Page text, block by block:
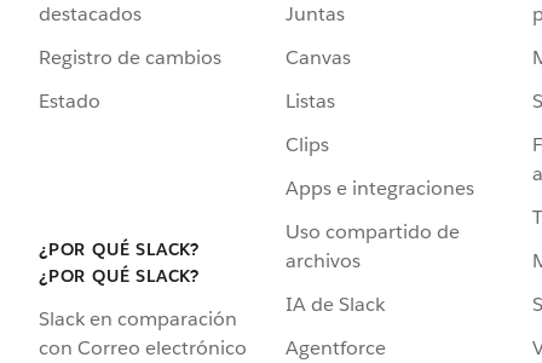
destacados
Registro de cambios
Estado
¿POR QUÉ SLACK?
¿POR QUÉ SLACK?
Slack en comparación
con Correo electrónico
Juntas
Canvas
Listas
Clips
Apps e integraciones
Uso compartido de
archivos
IA de Slack
Agentforce